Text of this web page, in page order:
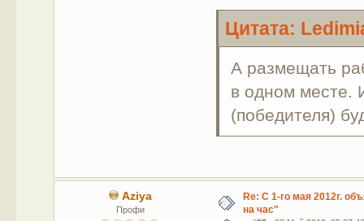
Цитата:
А размещать
в одном месте.
(победителя)
Aziya
Профи
Re: С 1-го мая 2012г.
на час"